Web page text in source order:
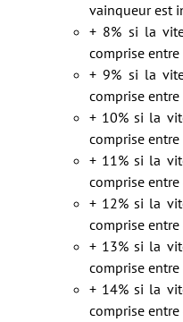
vainqueur est
+ 8% si la
comprise
+ 9% si la
comprise
+ 10% si la
comprise
+ 11% si la
comprise
+ 12% si la
comprise
+ 13% si la
comprise
+ 14% si la
comprise